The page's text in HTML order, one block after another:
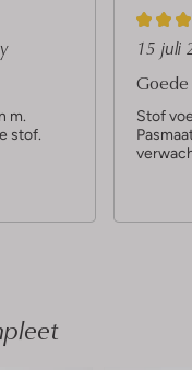
m.
stof.
4
S
t
e
r
n
15 juli
Goede
Stof